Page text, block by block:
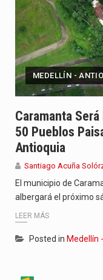
MEDELLÍN -
Caramanta
50 Pueblos
Antioquia
Santiago Acuña
El municipio de
albergará el próximo
LEER MÁS
Posted in Medellín